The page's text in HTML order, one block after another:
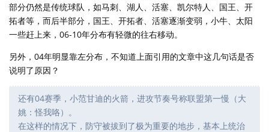
部分仍然是传统球队，如马刺、湖人、活塞、凯尔特人、国王、开
拓者等，而后半部分，国王、开拓者、活塞逐渐变弱，小牛、太阳
一些赶上来，06-10年分布有轻微的往右移动。
另外，04年明显靠左分布，不知道上面引用的文章中这几句话是否
说明了原因？
还有04赛季，小范甘迪的火箭，进攻节奏号称联盟第一慢（大
姚：怪我咯）。
在这样的情况下，防守被拔到了极为重要的地步，基本上统治